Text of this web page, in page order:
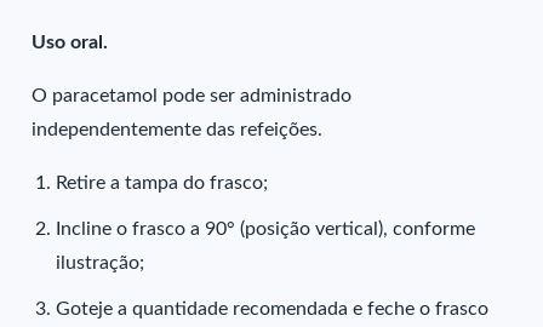
Uso oral.
O paracetamol pode ser administrado
independentemente das refeições.
Retire a tampa do frasco;
Incline o frasco a 90° (posição vertical), conforme
ilustração;
Goteje a quantidade recomendada e feche o frasco